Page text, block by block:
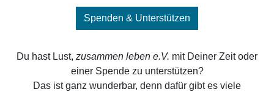
Spenden & Unterstützen
Du hast Lust, zusammen leben e.V. mit Deiner Zeit oder
einer Spende zu unterstützen?
Das ist ganz wunderbar, denn dafür gibt es viele